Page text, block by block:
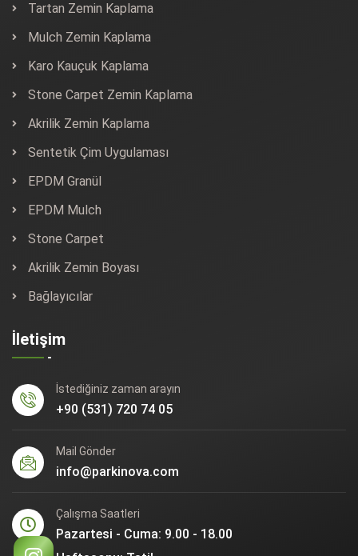
Tartan Zemin Kaplama
Mulch Zemin Kaplama
Karo Kauçuk Kaplama
Stone Carpet Zemin Kaplama
Akrilik Zemin Kaplama
Sentetik Çim Uygulaması
EPDM Granül
EPDM Mulch
Stone Carpet
Akrilik Zemin Boyası
Bağlayıcılar
İletişim
İstediğiniz zaman arayın
+90 (531) 720 74 05
Mail Gönder
info@parkinova.com
Çalışma Saatleri
Pazartesi - Cuma: 9.00 - 18.00